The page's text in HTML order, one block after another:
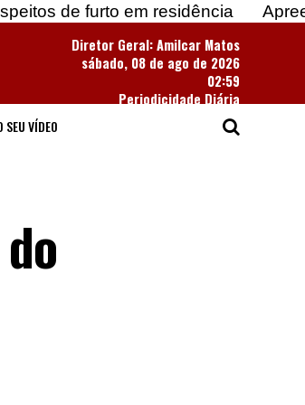
em residência
Apreendidas mais
Diretor Geral: Amilcar Matos
sábado, 08 de ago de 2026
02:59
Periodicidade Diária
SEU VÍDEO